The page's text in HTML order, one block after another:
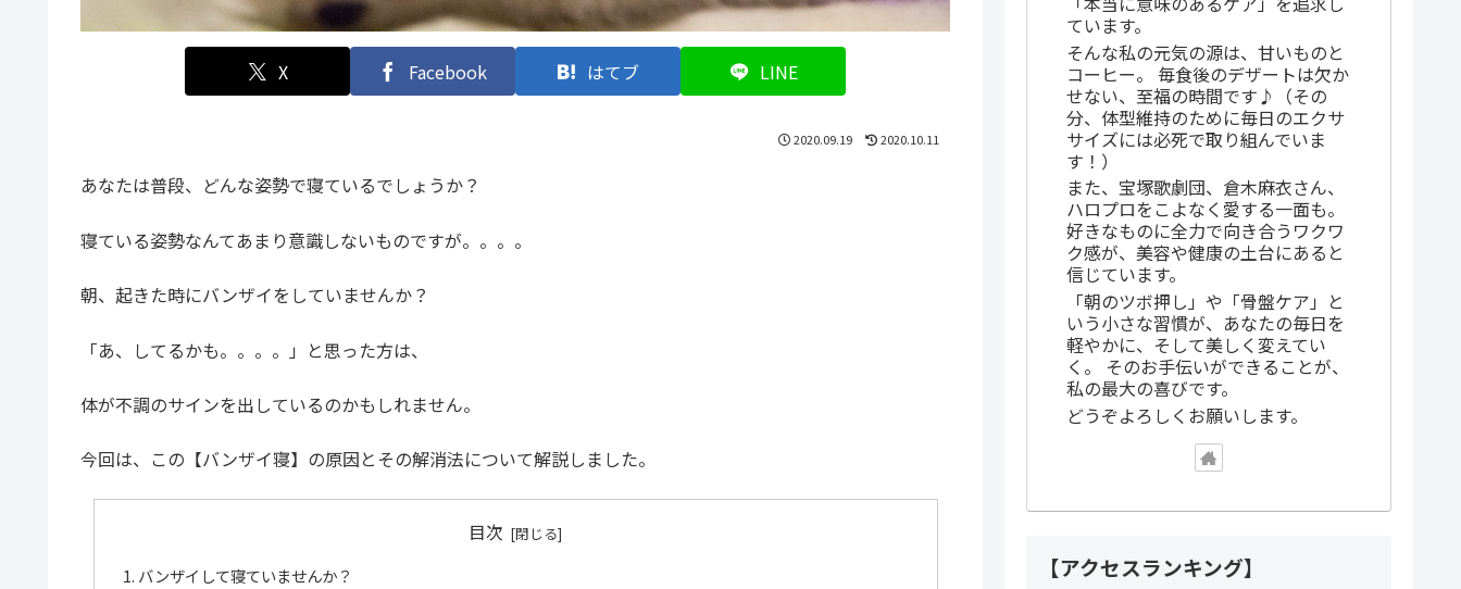
X Facebook はてブ LINE
2020.09.19 2020.10.11
あなたは普段、どんな姿勢で寝ているでしょうか？
寝ている姿勢なんてあまり意識しないものですが。。。。
朝、起きた時にバンザイをしていませんか？
「あ、してるかも。。。。」と思った方は、
体が不調のサインを出しているのかもしれません。
今回は、この【バンザイ寝】の原因とその解消法について解説しました。
目次
バンザイして寝ていませんか？
ています。
そんな私の元気の源は、甘いものと
コーヒー。 毎食後のデザートは欠か
せない、至福の時間です♪（その
分、体型維持のために毎日のエクサ
サイズには必死で取り組んでいま
す！）
また、宝塚歌劇団、倉木麻衣さん、
ハロプロをこよなく愛する一面も。
好きなものに全力で向き合うワクワ
ク感が、美容や健康の土台にあると
信じています。
「朝のツボ押し」や「骨盤ケア」と
いう小さな習慣が、あなたの毎日を
軽やかに、そして美しく変えてい
く。 そのお手伝いができることが、
私の最大の喜びです。
どうぞよろしくお願いします。
【アクセスランキング】